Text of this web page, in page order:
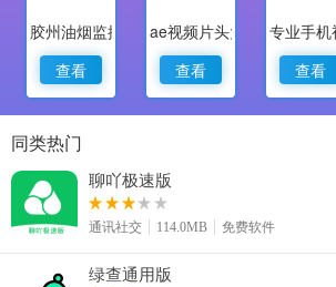
胶州油烟监控
查看
ae视频片头大师
查看
专业手
查看
同类热门
聊吖极速版
通讯社交 114.0MB 免费软件
绿查通用版